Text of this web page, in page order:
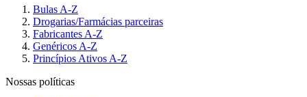
Bulas A-Z
Drogarias/Farmácias parceiras
Fabricantes A-Z
Genéricos A-Z
Princípios Ativos A-Z
Nossas políticas